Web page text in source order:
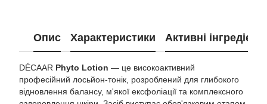
Опис Характеристики Активні
DÉCAAR Phyto Lotion — це високоактивний
професійний лосьйон-тонік, розроблений для глибокого
відновлення балансу, м'якої ексфоліації та комплексного